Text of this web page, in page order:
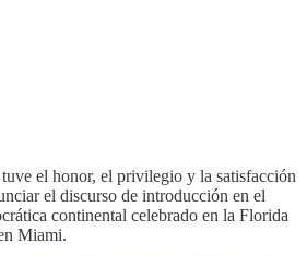
el honor, el privilegio y la satisfacción
el discurso de introducción en el
continental celebrado en la Florida
Miami.